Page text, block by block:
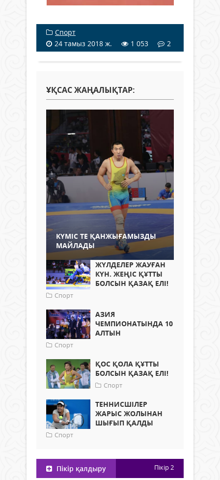
Спорт
24 тамыз 2018 ж.
1 053 2
ҰҚСАС ЖАҢАЛЫҚТАР:
КҮМІС ТЕ ҚАНЖЫҒАМЫЗДЫ
МАЙЛАДЫ
ЖҮЛДЕЛЕР ЖАУҒАН
КҮН. ЖЕҢІС ҚҰТТЫ
БОЛСЫН ҚАЗАҚ ЕЛІ!
Спорт
АЗИЯ
ЧЕМПИОНАТЫНДА 10
АЛТЫН
Спорт
ҚОС ҚОЛА ҚҰТТЫ
БОЛСЫН ҚАЗАҚ ЕЛІ!
Спорт
ТЕННИСШІЛЕР
ЖАРЫС ЖОЛЫНАН
ШЫҒЫП ҚАЛДЫ
Спорт
Пікір қалдыру Пікір2